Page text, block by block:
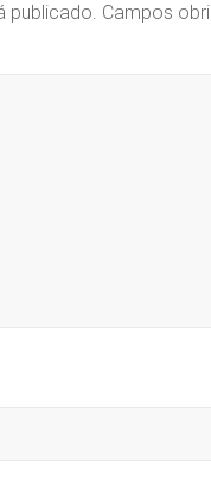
publicado. Campos